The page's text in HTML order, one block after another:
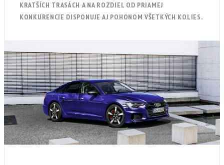
KRATŠÍCH TRASÁCH A NA ROZDIEL OD PRIAMEJ
KONKURENCIE DISPONUJE AJ POHONOM VŠETKÝCH KOLIES.